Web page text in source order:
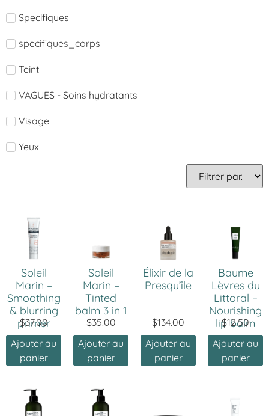
Specifiques
specifiques_corps
Teint
VAGUES - Soins hydratants
Visage
Yeux
Soleil
Marin –
Smoothing
& blurring
primer
$37.00
Ajouter au
panier
Soleil
Marin –
Tinted
balm 3 in 1
$35.00
Ajouter au
panier
Élixir de la
Presqu’île
$134.00
Ajouter au
panier
Baume
Lèvres du
Littoral –
Nourishing
lip balm
$12.50
Ajouter au
panier